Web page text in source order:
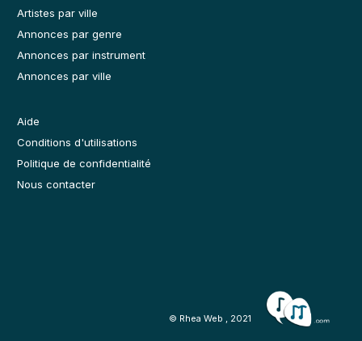
Artistes par ville
Annonces par genre
Annonces par instrument
Annonces par ville
Aide
Conditions d'utilisations
Politique de confidentialité
Nous contacter
© Rhea Web , 2021